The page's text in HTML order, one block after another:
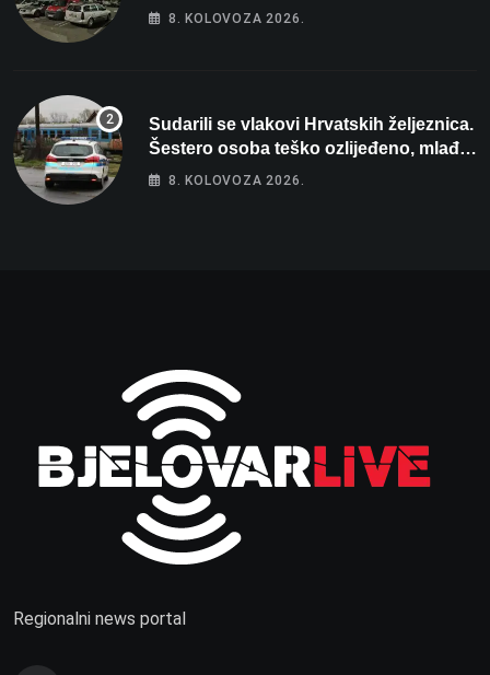
80 tisuća eura
8. KOLOVOZA 2026.
Sudarili se vlakovi Hrvatskih željeznica.
Šestero osoba teško ozlijeđeno, mlađa
žena na intenzivnoj
8. KOLOVOZA 2026.
Regionalni news portal